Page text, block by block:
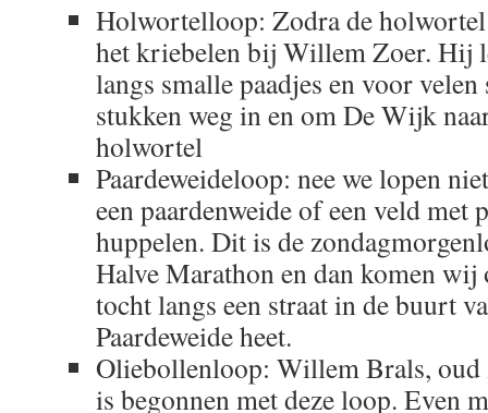
Holwortelloop: Zodra de
het kriebelen bij Willem Zoer. Hij
langs smalle paadjes en voor velen
stukken weg in en om De Wijk
holwortel
Paardeweideloop: nee we lopen
een paardenweide of een veld met
huppelen. Dit is de
Halve Marathon en dan komen wij
tocht langs een straat in de buurt
Paardeweide heet.
Oliebollenloop: Willem Brals, oud
is begonnen met deze loop. Even